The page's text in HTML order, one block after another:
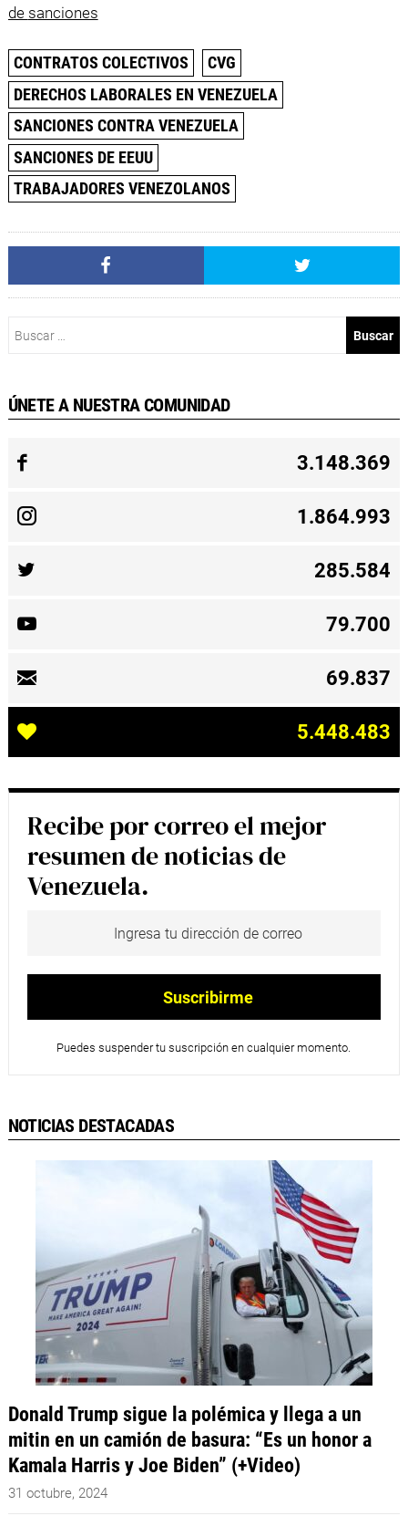
de sanciones
CONTRATOS COLECTIVOS
CVG
DERECHOS LABORALES EN VENEZUELA
SANCIONES CONTRA VENEZUELA
SANCIONES DE EEUU
TRABAJADORES VENEZOLANOS
ÚNETE A NUESTRA COMUNIDAD
3.148.369
1.864.993
285.584
79.700
69.837
5.448.483
Recibe por correo el mejor
resumen de noticias de
Venezuela.
Puedes suspender tu suscripción en cualquier momento.
NOTICIAS DESTACADAS
Donald Trump sigue la polémica y llega a un
mitin en un camión de basura: “Es un honor a
Kamala Harris y Joe Biden” (+Video)
31 octubre, 2024